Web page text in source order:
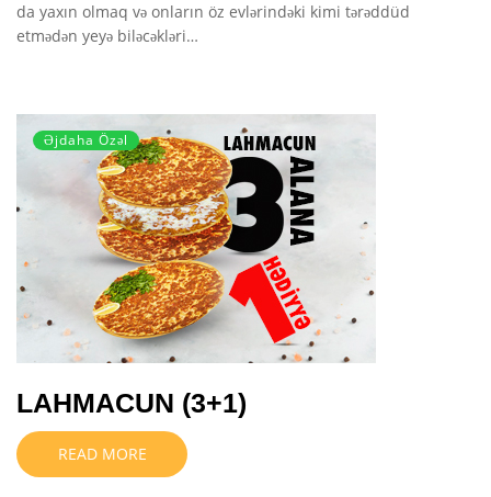
da yaxın olmaq və onların öz evlərindəki kimi tərəddüd
etmədən yeyə biləcəkləri…
Əjdaha Özəl
LAHMACUN (3+1)
READ MORE